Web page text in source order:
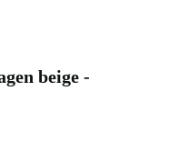
beige -